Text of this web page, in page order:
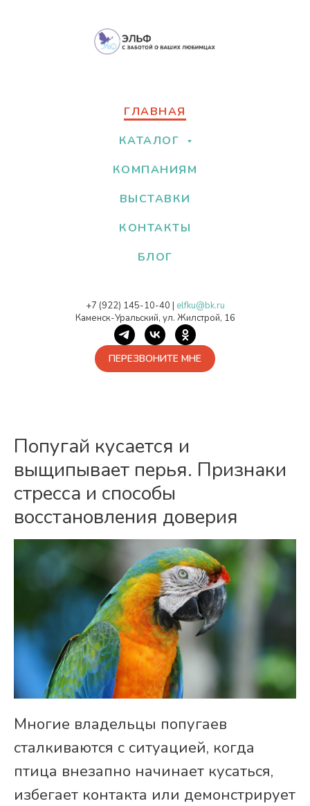
ГЛАВНАЯ
КАТАЛОГ
КОМПАНИЯМ
ВЫСТАВКИ
КОНТАКТЫ
БЛОГ
+7 (922) 145-10-40 | elfku@bk.ru
Каменск-Уральский, ул. Жилстрой, 16
ПЕРЕЗВОНИТЕ МНЕ
Попугай кусается и
выщипывает перья. Признаки
стресса и способы
восстановления доверия
Многие владельцы попугаев
сталкиваются с ситуацией, когда
птица внезапно начинает кусаться,
избегает контакта или демонстрирует